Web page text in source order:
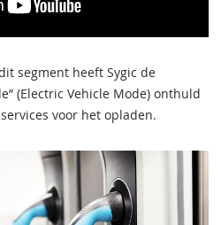
segment heeft Sygic de
(Electric Vehicle Mode) onthuld
voor het opladen.